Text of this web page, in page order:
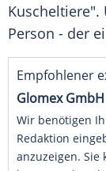
Kuscheltiere".
Person - der
Empfohlener
Glomex GmbH
Wir benötigen
Redaktion
anzuzeigen. Sie